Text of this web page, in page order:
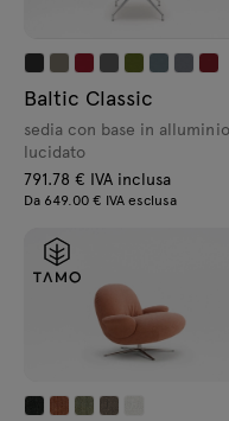
Baltic Classic
sedia con base in alluminio
lucidato
791.78 € IVA inclusa
Da 649.00 € IVA esclusa